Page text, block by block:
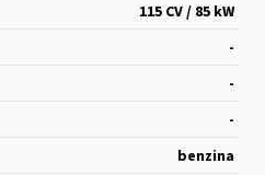
115 CV / 85 kW
-
-
-
benzina